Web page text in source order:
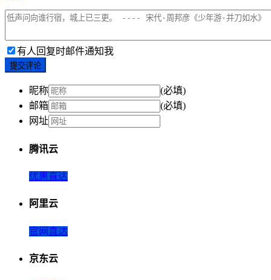
有人回复时邮件通知我
提交评论
昵称
(必填)
邮箱
(必填)
网址
腾讯云
优惠直达
阿里云
官网直达
京东云